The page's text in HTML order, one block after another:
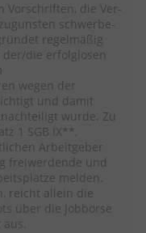
Vorschriften, die Ver-
schwerbe-
regelmäßig
der/die erfolglosen
wegen der
und damit
wurde. Zu
1 SGB IX**,
Arbeitgeber
freiwerdende und
melden.
reicht allein die
über die Jobbörse